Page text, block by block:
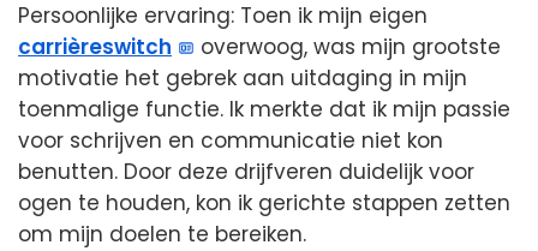
Persoonlijke ervaring: Toen ik mijn eigen
carrièreswitch
overwoog, was mijn grootste
motivatie het gebrek aan uitdaging in mijn
toenmalige functie. Ik merkte dat ik mijn passie
voor schrijven en communicatie niet kon
benutten. Door deze drijfveren duidelijk voor
ogen te houden, kon ik gerichte stappen zetten
om mijn doelen te bereiken.